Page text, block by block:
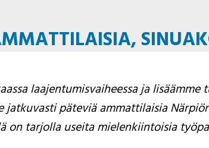
laajentumisvaiheessa ja lisäämme
jatkuvasti päteviä ammattilaisia
on tarjolla useita mielenkiintoisia